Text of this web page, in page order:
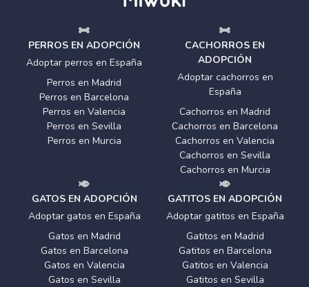
PERROS EN ADOPCIÓN
Adoptar perros en España
Perros en Madrid
Perros en Barcelona
Perros en Valencia
Perros en Sevilla
Perros en Murcia
CACHORROS EN
ADOPCIÓN
Adoptar cachorros en
España
Cachorros en Madrid
Cachorros en Barcelona
Cachorros en Valencia
Cachorros en Sevilla
Cachorros en Murcia
GATOS EN ADOPCIÓN
Adoptar gatos en España
Gatos en Madrid
Gatos en Barcelona
Gatos en Valencia
Gatos en Sevilla
GATITOS EN ADOPCIÓN
Adoptar gatitos en España
Gatitos en Madrid
Gatitos en Barcelona
Gatitos en Valencia
Gatitos en Sevilla